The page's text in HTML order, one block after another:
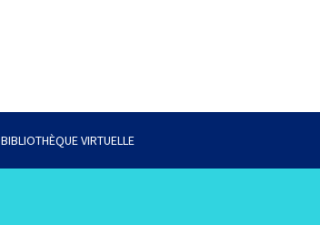
BIBLIOTHÈQUE VIRTUELLE